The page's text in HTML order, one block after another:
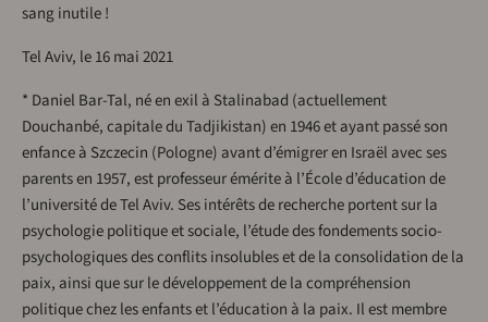
sang inutile !
Tel Aviv, le 16 mai 2021
* Daniel Bar-Tal, né en exil à Stalinabad (actuellement
Douchanbé, capitale du Tadjikistan) en 1946 et ayant passé son
enfance à Szczecin (Pologne) avant d’émigrer en Israël avec ses
parents en 1957, est professeur émérite à l’École d’éducation de
l’université de Tel Aviv. Ses intérêts de recherche portent sur la
psychologie politique et sociale, l’étude des fondements socio-
psychologiques des conflits insolubles et de la consolidation de la
paix, ainsi que sur le développement de la compréhension
politique chez les enfants et l’éducation à la paix. Il est membre